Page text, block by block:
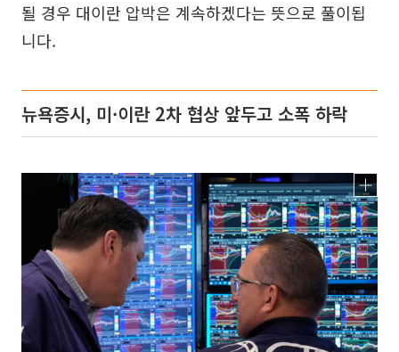
될 경우 대이란 압박은 계속하겠다는 뜻으로 풀이됩
니다.
뉴욕증시, 미·이란 2차 협상 앞두고 소폭 하락